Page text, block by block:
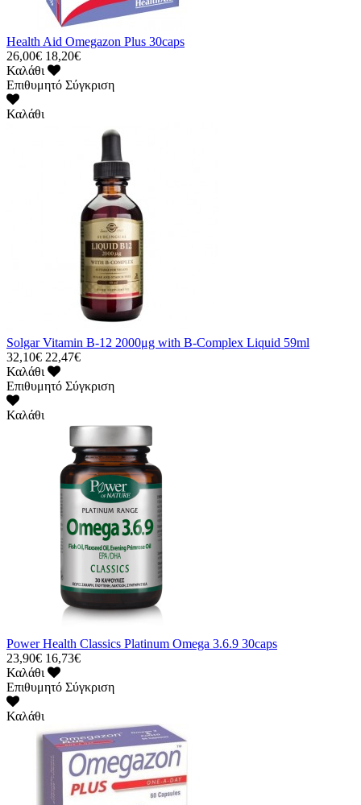
Health Aid Omegazon Plus 30caps
26,00€ 18,20€
Καλάθι
Επιθυμητό Σύγκριση
Καλάθι
Solgar Vitamin B-12 2000μg with B-Complex Liquid 59ml
32,10€ 22,47€
Καλάθι
Επιθυμητό Σύγκριση
Καλάθι
Power Health Classics Platinum Omega 3.6.9 30caps
23,90€ 16,73€
Καλάθι
Επιθυμητό Σύγκριση
Καλάθι